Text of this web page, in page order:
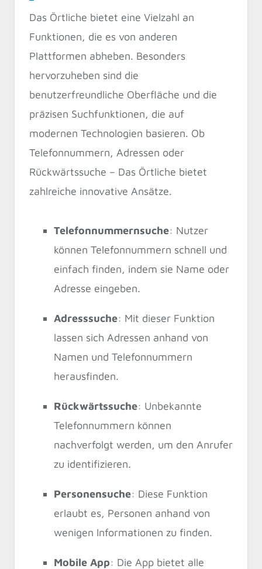
Das Örtliche bietet eine Vielzahl an
Funktionen, die es von anderen
Plattformen abheben. Besonders
hervorzuheben sind die
benutzerfreundliche Oberfläche und die
präzisen Suchfunktionen, die auf
modernen Technologien basieren. Ob
Telefonnummern, Adressen oder
Rückwärtssuche – Das Örtliche bietet
zahlreiche innovative Ansätze.
Telefonnummernsuche: Nutzer
können Telefonnummern schnell und
einfach finden, indem sie Name oder
Adresse eingeben.
Adresssuche: Mit dieser Funktion
lassen sich Adressen anhand von
Namen und Telefonnummern
herausfinden.
Rückwärtssuche: Unbekannte
Telefonnummern können
nachverfolgt werden, um den Anrufer
zu identifizieren.
Personensuche: Diese Funktion
erlaubt es, Personen anhand von
wenigen Informationen zu finden.
Mobile App: Die App bietet alle